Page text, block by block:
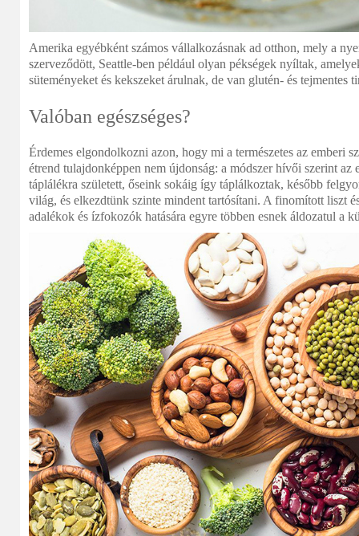
Amerika egyébként számos vállalkozásnak ad otthon, mely a
szerveződött, Seattle-ben például olyan pékségek nyíltak,
süteményeket és kekszeket árulnak, de van glutén- és tejmentes
Valóban egészséges?
Érdemes elgondolkozni azon, hogy mi a természetes az emberi
étrend tulajdonképpen nem újdonság: a módszer hívői szerint az
táplálékra született, őseink sokáig így táplálkoztak, később
világ, és elkezdtünk szinte mindent tartósítani. A finomított liszt
adalékok és ízfokozók hatására egyre többen esnek áldozatul a